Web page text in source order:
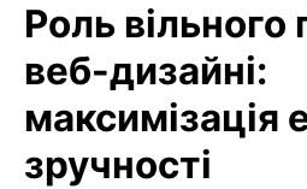
Роль вільного
веб-дизайні:
максимізація
зручностіЧитати